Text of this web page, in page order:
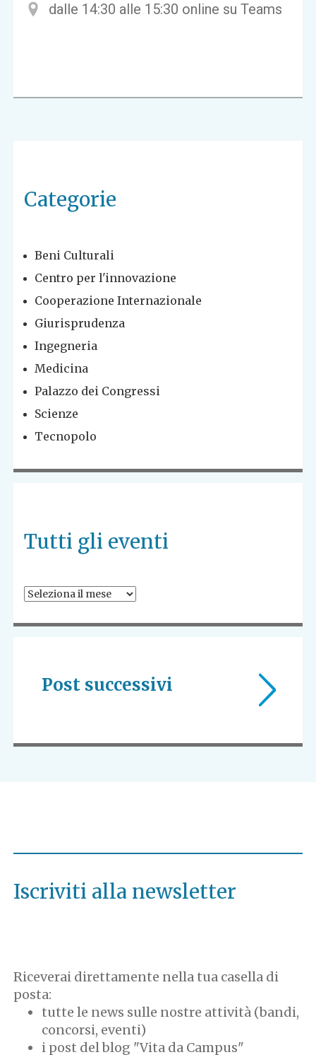
dalle 14:30 alle 15:30 online su Teams
Categorie
Beni Culturali
Centro per l'innovazione
Cooperazione Internazionale
Giurisprudenza
Ingegneria
Medicina
Palazzo dei Congressi
Scienze
Tecnopolo
Tutti gli eventi
Post successivi
Iscriviti alla newsletter
Riceverai direttamente nella tua casella di
posta:
tutte le news sulle nostre attività (bandi,
concorsi, eventi)
i post del blog "Vita da Campus"